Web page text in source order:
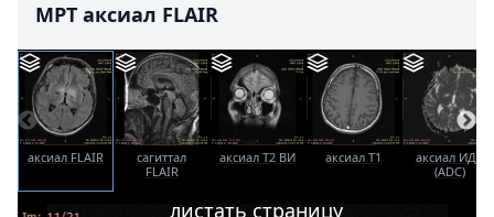
МРТ аксиал FLAIR
аксиал FLAIR
сагиттал
FLAIR
аксиал T2 ВИ аксиал T1
аксиал ИДК
(ADC)
листать страницу